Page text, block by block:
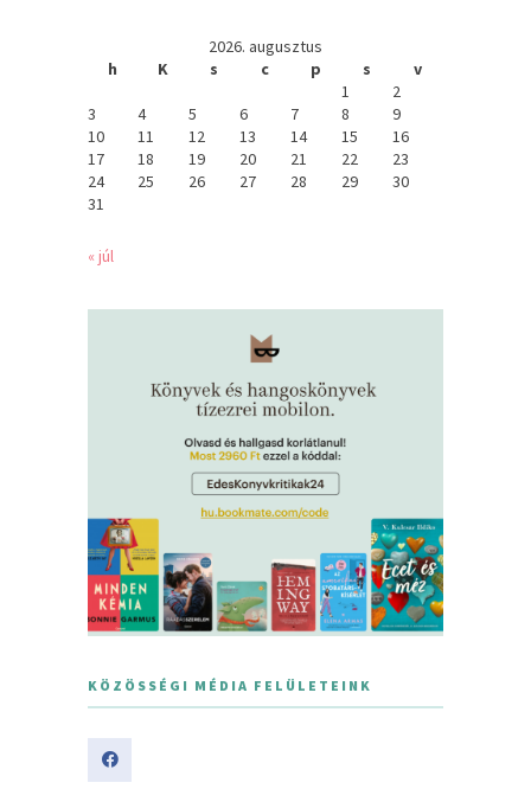
2026. augusztus
h
K s c p s
v
1
2
3
4 5 6 7 8
9
10
11 12 13 14 15
16
17
18 19 20 21 22
23
24
25 26 27 28 29
30
31
« júl
KÖZÖSSÉGI MÉDIA FELÜLETEINK